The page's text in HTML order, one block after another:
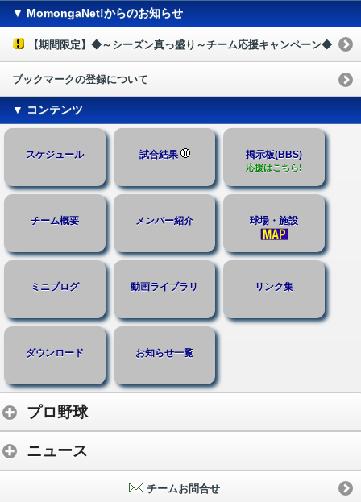
▼ MomongaNet!からのお知らせ
【期間限定】◆～シーズン真っ盛り～チーム応援キャンペーン◆
ブックマークの登録について
▼ コンテンツ
スケジュール 試合結果 掲示板(BBS)
応援はこちら!
チーム概要 メンバー紹介 球場・施設
ミニブログ 動画ライブラリ リンク集
ダウンロード お知らせ一覧
プロ野球
ニュース
チームお問合せ